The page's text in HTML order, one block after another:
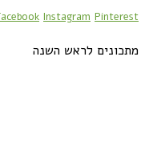
Instagram Pinterest
מתכונים לראש השנה